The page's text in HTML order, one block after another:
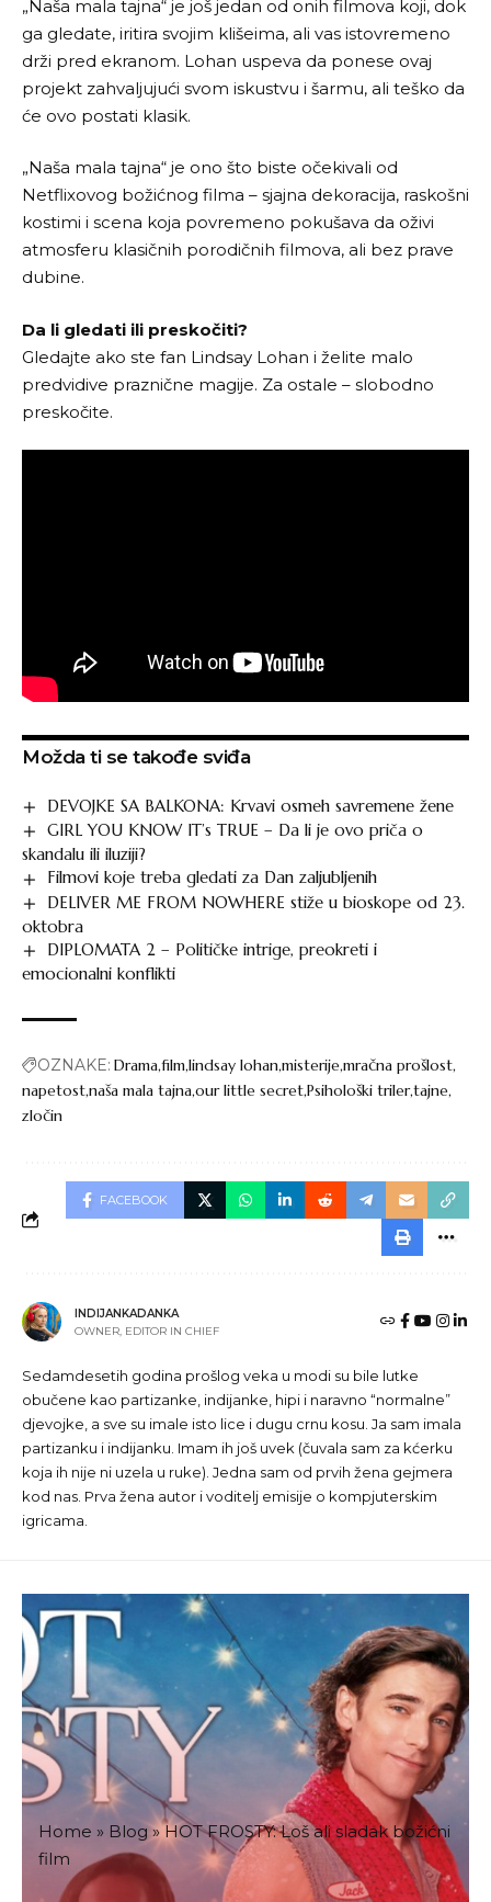
„Naša mala tajna“ je još jedan od onih filmova koji, dok
ga gledate, iritira svojim klišeima, ali vas istovremeno
drži pred ekranom. Lohan uspeva da ponese ovaj
projekt zahvaljujući svom iskustvu i šarmu, ali teško da
će ovo postati klasik.
„Naša mala tajna“ je ono što biste očekivali od
Netflixovog božićnog filma – sjajna dekoracija, raskošni
kostimi i scena koja povremeno pokušava da oživi
atmosferu klasičnih porodičnih filmova, ali bez prave
dubine.
Da li gledati ili preskočiti?
Gledajte ako ste fan Lindsay Lohan i želite malo
predvidive praznične magije. Za ostale – slobodno
preskočite.
Možda ti se takođe sviđa
DEVOJKE SA BALKONA: Krvavi osmeh savremene žene
GIRL YOU KNOW IT’s TRUE – Da li je ovo priča o
skandalu ili iluziji?
Filmovi koje treba gledati za Dan zaljubljenih
DELIVER ME FROM NOWHERE stiže u bioskope od 23.
oktobra
DIPLOMATA 2 – Političke intrige, preokreti i
emocionalni konflikti
OZNAKE: Dramafilmlindsay lohanmisterijemračna prošlost
napetostnaša mala tajnaour little secretPsihološki trilertajne
zločin
FACEBOOK
INDIJANKADANKA
OWNER, EDITOR IN CHIEF
Sedamdesetih godina prošlog veka u modi su bile lutke
obučene kao partizanke, indijanke, hipi i naravno “normalne”
djevojke, a sve su imale isto lice i dugu crnu kosu. Ja sam imala
partizanku i indijanku. Imam ih još uvek (čuvala sam za kćerku
koja ih nije ni uzela u ruke). Jedna sam od prvih žena gejmera
kod nas. Prva žena autor i voditelj emisije o kompjuterskim
igricama.
Home » Blog »HOT FROSTY: Loš ali sladak božićni
film